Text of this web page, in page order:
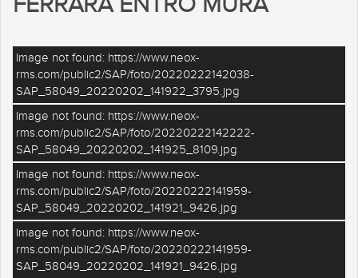
–/7
Image not found: https://www.neox-
rms.com/public2/SAP/foto/20220222142038-
SAP_58049_20220202_141922_3795.jpg
Image not found: https://www.neox-
rms.com/public2/SAP/foto/20220222142222-
SAP_58049_20220202_141925_8109.jpg
Image not found: https://www.neox-
rms.com/public2/SAP/foto/20220222141959-
SAP_58049_20220202_141921_9426.jpg
Image not found: https://www.neox-
rms.com/public2/SAP/foto/20220222141959-
SAP_58049_20220202_141921_9426.jpg